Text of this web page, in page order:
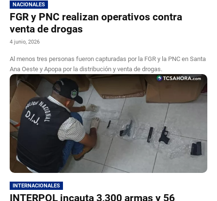
NACIONALES
FGR y PNC realizan operativos contra
venta de drogas
4 junio, 2026
Al menos tres personas fueron capturadas por la FGR y la PNC en Santa
Ana Oeste y Apopa por la distribución y venta de drogas.
INTERNACIONALES
INTERPOL incauta 3,300 armas y 56